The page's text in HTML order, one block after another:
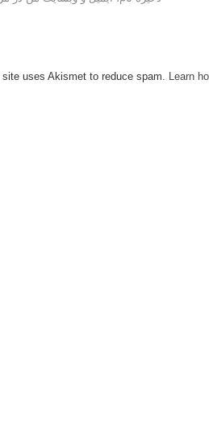
uses Akismet to reduce spam. Learn